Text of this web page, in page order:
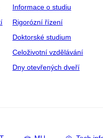
Informace o studiu
Rigorózní řízení
Doktorské studium
Celoživotní vzdělávání
Dny otevřených dveří